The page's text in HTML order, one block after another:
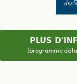
PLUS
(programme